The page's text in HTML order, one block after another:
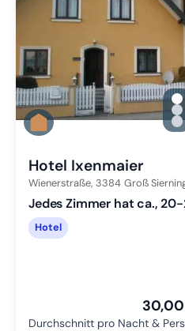
Hotel Ixenmaier
Wienerstraße, 3384 Groß
Jedes Zimmer hat ca., 20-
Hotel
Durchschnitt pro Nacht &